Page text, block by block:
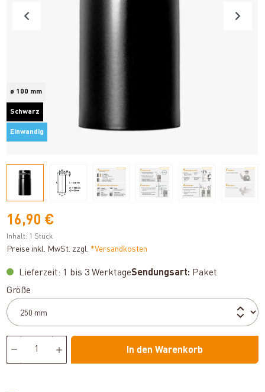
ø 100 mm
Schwarz
Einwandig
16,90 €
Inhalt: 1 Stück
Preise inkl. MwSt. zzgl. *Versandkosten
Lieferzeit: 1 bis 3 WerktageSendungsart: Paket
Größe
In den Warenkorb